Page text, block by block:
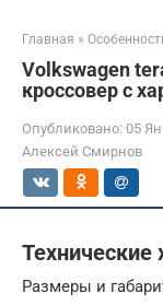
Главная »
Volkswagen
кроссовер с
Опубликовано: 05
Алексей Смирнов
Технические
Размеры и